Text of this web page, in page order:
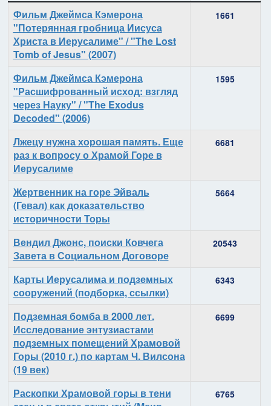
Материалы
Фильм Джеймса Кэмерона
"Потерянная гробница Иисуса
Христа в Иерусалиме" / "The Lost
Tomb of Jesus" (2007)
1661
Фильм Джеймса Кэмерона
"Расшифрованный исход: взгляд
через Науку" / "The Exodus
Decoded" (2006)
1595
Лжецу нужна хорошая память. Еще
раз к вопросу о Храмой Горе в
Иерусалиме
6681
Жертвенник на горе Эйваль
(Гевал) как доказательство
историчности Торы
5664
Вендил Джонс, поиски Ковчега
Завета в Социальном Договоре
20543
Карты Иерусалима и подземных
сооружений (подборка, ссылки)
6343
Подземная бомба в 2000 лет.
Исследование энтузиастами
подземных помещений Храмовой
Горы (2010 г.) по картам Ч. Вилсона
(19 век)
6699
Раскопки Храмовой горы в тени
6765